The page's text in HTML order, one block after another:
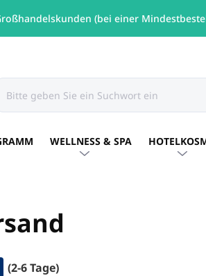
(bei einer
WELLNESS & SPA
(2-6 Tage)